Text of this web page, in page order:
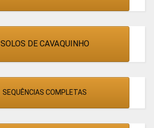
SOLOS DE CAVAQUINHO
SEQUÊNCIAS COMPLETAS